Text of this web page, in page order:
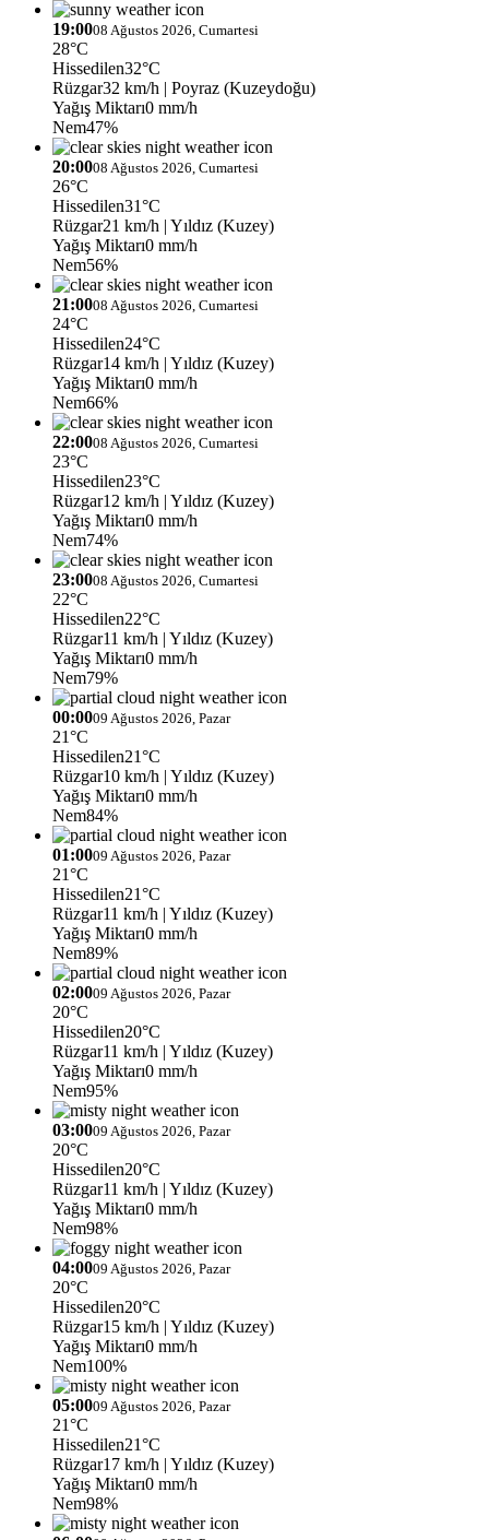
19:0008 Ağustos 2026, Cumartesi
28°C
Hissedilen32°C
Rüzgar32 km/h | Poyraz (Kuzeydoğu)
Yağış Miktarı0 mm/h
Nem47%
20:0008 Ağustos 2026, Cumartesi
26°C
Hissedilen31°C
Rüzgar21 km/h | Yıldız (Kuzey)
Yağış Miktarı0 mm/h
Nem56%
21:0008 Ağustos 2026, Cumartesi
24°C
Hissedilen24°C
Rüzgar14 km/h | Yıldız (Kuzey)
Yağış Miktarı0 mm/h
Nem66%
22:0008 Ağustos 2026, Cumartesi
23°C
Hissedilen23°C
Rüzgar12 km/h | Yıldız (Kuzey)
Yağış Miktarı0 mm/h
Nem74%
23:0008 Ağustos 2026, Cumartesi
22°C
Hissedilen22°C
Rüzgar11 km/h | Yıldız (Kuzey)
Yağış Miktarı0 mm/h
Nem79%
00:0009 Ağustos 2026, Pazar
21°C
Hissedilen21°C
Rüzgar10 km/h | Yıldız (Kuzey)
Yağış Miktarı0 mm/h
Nem84%
01:0009 Ağustos 2026, Pazar
21°C
Hissedilen21°C
Rüzgar11 km/h | Yıldız (Kuzey)
Yağış Miktarı0 mm/h
Nem89%
02:0009 Ağustos 2026, Pazar
20°C
Hissedilen20°C
Rüzgar11 km/h | Yıldız (Kuzey)
Yağış Miktarı0 mm/h
Nem95%
03:0009 Ağustos 2026, Pazar
20°C
Hissedilen20°C
Rüzgar11 km/h | Yıldız (Kuzey)
Yağış Miktarı0 mm/h
Nem98%
04:0009 Ağustos 2026, Pazar
20°C
Hissedilen20°C
Rüzgar15 km/h | Yıldız (Kuzey)
Yağış Miktarı0 mm/h
Nem100%
05:0009 Ağustos 2026, Pazar
21°C
Hissedilen21°C
Rüzgar17 km/h | Yıldız (Kuzey)
Yağış Miktarı0 mm/h
Nem98%